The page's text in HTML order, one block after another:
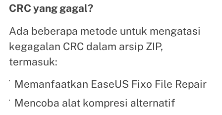
CRC yang gagal?
Ada beberapa metode untuk mengatasi
kegagalan CRC dalam arsip ZIP,
termasuk:
Memanfaatkan EaseUS Fixo File Repair
Mencoba alat kompresi alternatif